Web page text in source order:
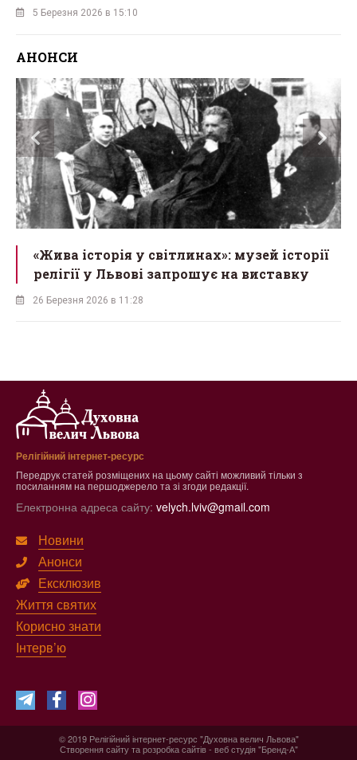
5 Березня 2026 в 15:10
АНОНСИ
«Жива історія у світлинах»: музей історії
релігії у Львові запрошує на виставку
26 Березня 2026 в 11:28
Релігійний інтернет-ресурс
Передрук статей розміщених на цьому сайті можливий тільки з
посиланням на першоджерело та зі згоди редакції.
Електронна адреса сайту: velych.lviv@gmail.com
Новини
Анонси
Ексклюзив
Життя святих
Корисно знати
Інтерв’ю
© 2019 Релігійний інтернет-ресурс "Духовна велич Львова"
Створення сайтутарозробка сайтів- веб студія "Бренд-А"